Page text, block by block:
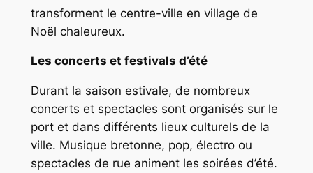
transforment le centre-ville en village de
Noël chaleureux.
Les concerts et festivals d’été
Durant la saison estivale, de nombreux
concerts et spectacles sont organisés sur le
port et dans différents lieux culturels de la
ville. Musique bretonne, pop, électro ou
spectacles de rue animent les soirées d’été.